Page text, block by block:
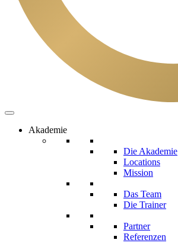
Akademie
Die Akademie
Locations
Mission
Das Team
Die Trainer
Partner
Referenzen